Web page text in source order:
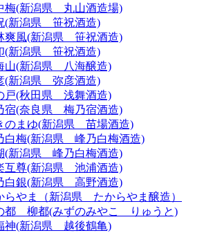
梅(新潟県 丸山酒造場)
(新潟県 笹祝酒造)
爽風(新潟県 笹祝酒造)
(新潟県 笹祝酒造)
山(新潟県 八海醸造)
(新潟県 弥彦酒造)
戸(秋田県 浅舞酒造)
宿(奈良県 梅乃宿酒造)
のまゆ(新潟県 苗場酒造)
白梅(新潟県 峰乃白梅酒造)
(新潟県 峰乃白梅酒造)
互尊(新潟県 池浦酒造)
白銀(新潟県 高野酒造)
らやま（新潟県 たからやま醸造）
都 柳都(みずのみやこ りゅうと)
神(新潟県 越後鶴亀)